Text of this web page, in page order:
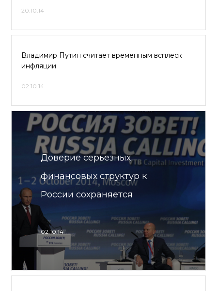
20.10.14
Владимир Путин считает временным всплеск
инфляции
02.10.14
Доверие серьезных
финансовых структур к
России сохраняется
02.10.14